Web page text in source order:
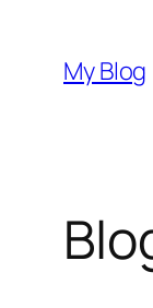
contenido
My Blog